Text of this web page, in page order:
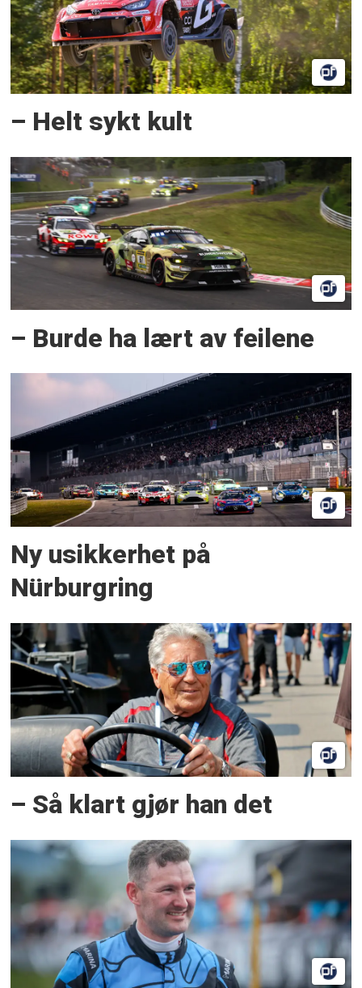
– Helt sykt kult
– Burde ha lært av feilene
Ny usikkerhet på
Nürburgring
– Så klart gjør han det